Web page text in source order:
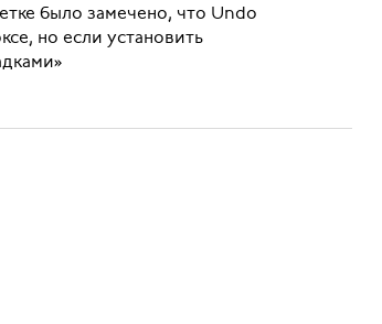
было замечено, что Undo
но если установить